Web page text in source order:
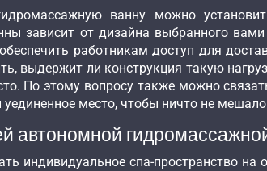
ванну можно
зависит от дизайна выбранного
работникам доступ для
выдержит ли конструкция такую
По этому вопросу также можно
уединенное место, чтобы ничто не
автономной
индивидуальное спа-пространство